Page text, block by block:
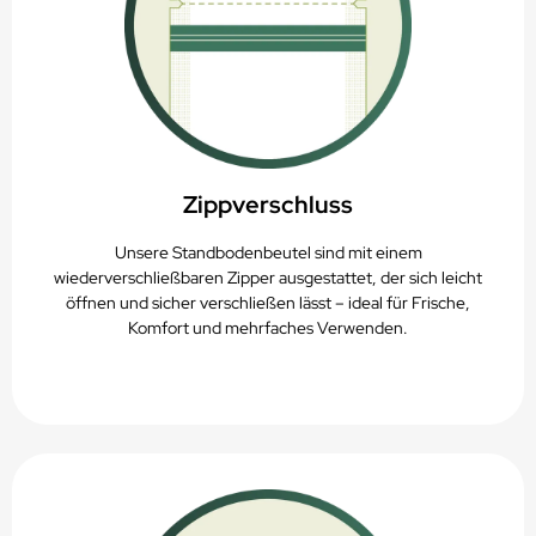
Zippverschluss
Unsere Standbodenbeutel sind mit einem
wiederverschließbaren Zipper ausgestattet, der sich leicht
öffnen und sicher verschließen lässt – ideal für Frische,
Komfort und mehrfaches Verwenden.